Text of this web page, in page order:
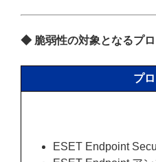
◆ 脆弱性の対象となるプ
プ
ESET Endpoint